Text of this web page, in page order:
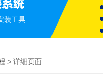
> 详细页面